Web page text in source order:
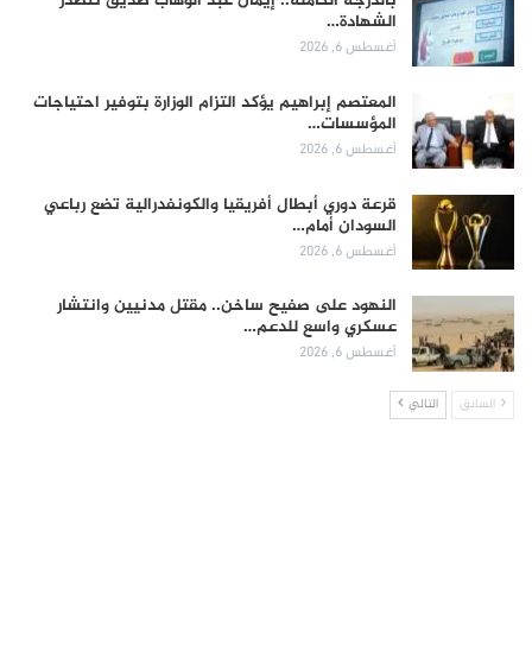
الشهادة…
أغسطس 6, 2026
المعتصم إبراهيم يؤكد التزام الوزارة بتوفير احتياجات
المؤسسات…
أغسطس 6, 2026
قرعة دوري أبطال أفريقيا والكونفدرالية تضع رباعي
السودان أمام…
أغسطس 6, 2026
النهود على صفيح ساخن.. مقتل مدنيين وانتشار
عسكري واسع للدعم…
أغسطس 6, 2026
السابق التالي